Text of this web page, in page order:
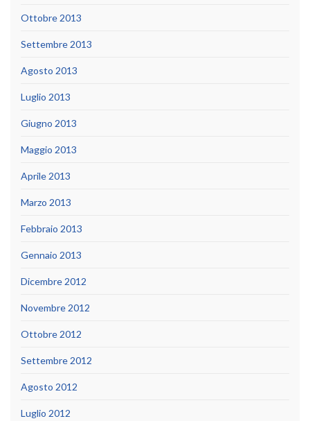
Ottobre 2013
Settembre 2013
Agosto 2013
Luglio 2013
Giugno 2013
Maggio 2013
Aprile 2013
Marzo 2013
Febbraio 2013
Gennaio 2013
Dicembre 2012
Novembre 2012
Ottobre 2012
Settembre 2012
Agosto 2012
Luglio 2012